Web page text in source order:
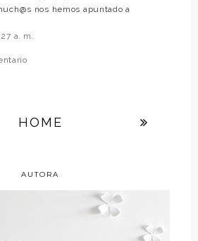
nos hemos apuntado a
a. m.
HOME
AUTORA